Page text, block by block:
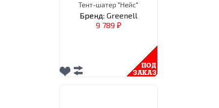
Тент-шатер "Нейс"
Бренд: Greenell
9 789 ₽